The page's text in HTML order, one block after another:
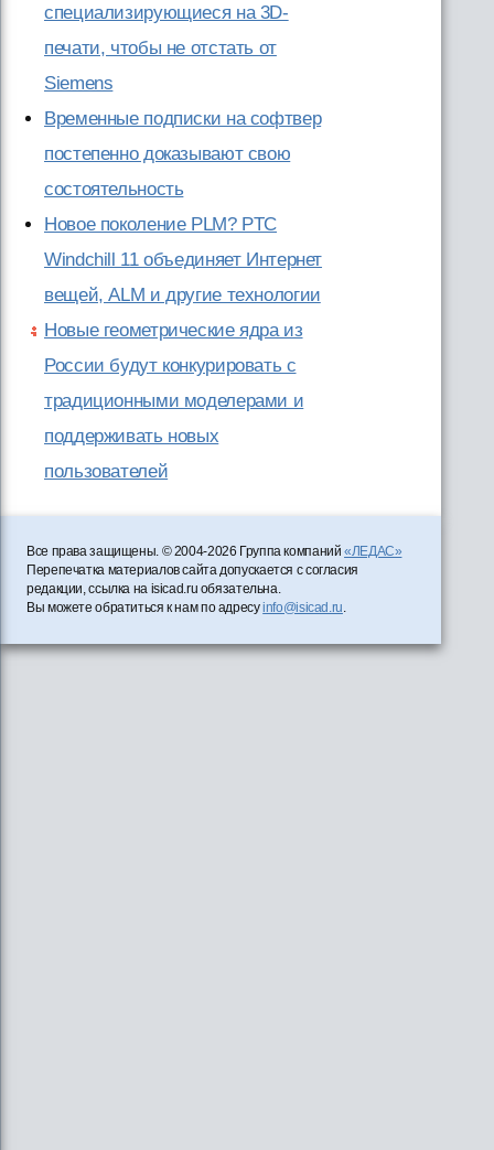
специализирующиеся на 3D-
печати, чтобы не отстать от
Siemens
Временные подписки на софтвер
постепенно доказывают свою
состоятельность
Новое поколение PLM? PTC
Windchill 11 объединяет Интернет
вещей, ALM и другие технологии
Новые геометрические ядра из
России будут конкурировать с
традиционными моделерами и
поддерживать новых
пользователей
Все права защищены. © 2004-2026 Группа компаний«ЛЕДАС»
Перепечатка материалов сайта допускается с согласия
редакции, ссылка на isicad.ru обязательна.
Вы можете обратиться к нам по адресуinfo@isicad.ru